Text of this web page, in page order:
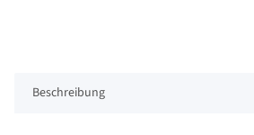
Beschreibung